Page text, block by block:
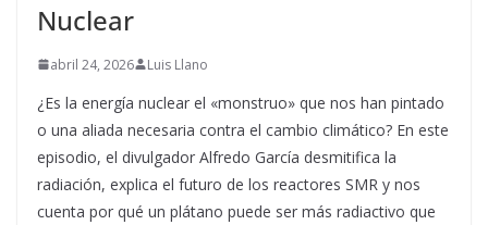
Nuclear
abril 24, 2026 Luis Llano
¿Es la energía nuclear el «monstruo» que nos han pintado
o una aliada necesaria contra el cambio climático? En este
episodio, el divulgador Alfredo García desmitifica la
radiación, explica el futuro de los reactores SMR y nos
cuenta por qué un plátano puede ser más radiactivo que